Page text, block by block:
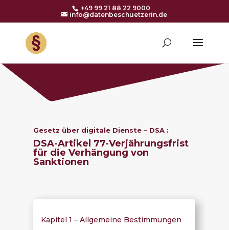
+49 99 21 88 22 9000
info@datenbeschuetzerin.de
Gesetz über digitale Dienste – DSA :
DSA-Artikel 77-Verjährungsfrist
für die Verhängung von
Sanktionen
Kapitel 1 – Allgemeine Bestimmungen